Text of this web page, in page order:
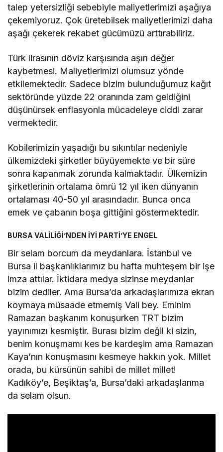
talep yetersizliği sebebiyle maliyetlerimizi aşağıya
çekemiyoruz. Çok üretebilsek maliyetlerimizi daha
aşağı çekerek rekabet gücümüzü arttırabiliriz.
Türk lirasının döviz karşısında aşırı değer
kaybetmesi. Maliyetlerimizi olumsuz yönde
etkilemektedir. Sadece bizim bulunduğumuz kağıt
sektöründe yüzde 22 oranında zam geldiğini
düşünürsek enflasyonla mücadeleye ciddi zarar
vermektedir.
Kobilerimizin yaşadığı bu sıkıntılar nedeniyle
ülkemizdeki şirketler büyüyemekte ve bir süre
sonra kapanmak zorunda kalmaktadır. Ülkemizin
şirketlerinin ortalama ömrü 12 yıl iken dünyanın
ortalaması 40-50 yıl arasındadır. Bunca onca
emek ve çabanın boşa gittiğini göstermektedir.
BURSA VALİLİĞİ’NDEN İYİ PARTİ’YE ENGEL
Bir selam borcum da meydanlara. İstanbul ve
Bursa il başkanlıklarımız bu hafta muhteşem bir işe
imza attılar. İktidara medya sizinse meydanlar
bizim dediler. Ama Bursa’da arkadaşlarımıza ekran
koymaya müsaade etmemiş Vali bey. Eminim
Ramazan başkanım konuşurken TRT bizim
yayınımızı kesmiştir. Burası bizim değil ki sizin,
benim konuşmamı kes be kardeşim ama Ramazan
Kaya’nın konuşmasını kesmeye hakkın yok. Millet
orada, bu kürsünün sahibi de millet millet!
Kadıköy’e, Beşiktaş’a, Bursa’daki arkadaşlarıma
da selam olsun.